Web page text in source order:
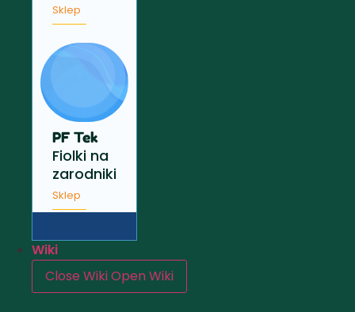
Sklep
PF Tek
Fiolki na
zarodniki
Sklep
Wiki
Close WikiOpen Wiki